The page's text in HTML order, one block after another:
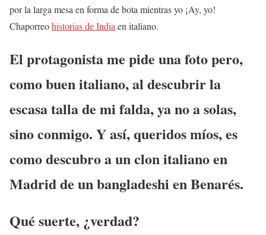
por la larga mesa en forma de bota mientras yo ¡Ay, yo!
Chaporreohistorias de Indiaen italiano.
El protagonista me pide una foto pero,
como buen italiano, al descubrir la
escasa talla de mi falda, ya no a solas,
sino conmigo. Y así, queridos míos, es
como descubro a un clon italiano en
Madrid de un bangladeshi en Benarés.
Qué suerte, ¿verdad?